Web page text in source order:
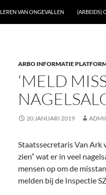
LEREN VAN ONGEVALLEN (ARBEIDS)
ARBO INFORMATIE
‘MELD
20 JANUARI 2019
Staatssecretaris Van Ark
zien” wat er in veel
mensen op om de
melden bij de Inspectie